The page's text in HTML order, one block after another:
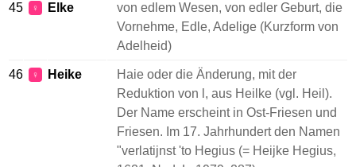
45 ♀ Elke
von edlem Wesen, von edler Geburt, die
Vornehme, Edle, Adelige (Kurzform von
Adelheid)
46 ♀ Heike
Haie oder die Änderung, mit der
Reduktion von l, aus Heilke (vgl. Heil).
Der Name erscheint in Ost-Friesen und
Friesen. Im 17. Jahrhundert den Namen
"verlatijnst 'to Hegius (= Heijke Hegius,